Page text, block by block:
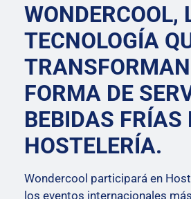
WONDERCOOL,
TECNOLOGÍA
FORMA DE
BEBIDAS FRÍAS
HOSTELERÍA.
Wondercool participará en
los eventos internacionales